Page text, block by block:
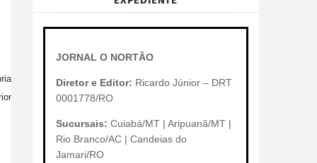
JORNAL O NORTÃO
Diretor e Editor: Ricardo Júnior – DRT
0001778/RO
Sucursais: Cuiabá/MT | Aripuanã/MT |
Rio Branco/AC | Candeias do
Jamari/RO